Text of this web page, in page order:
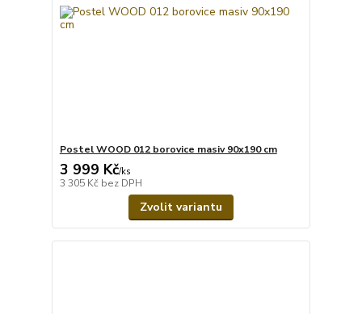
Postel WOOD 012 borovice masiv 90x190 cm
3 999 Kč/ks
3 305 Kč bez DPH
Zvolit variantu